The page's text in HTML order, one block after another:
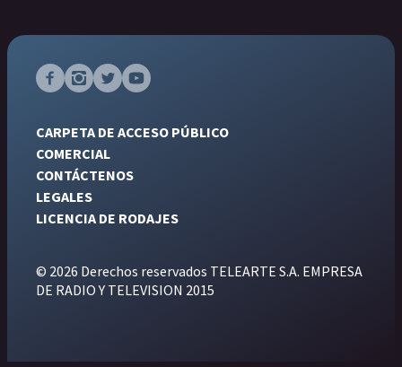
CARPETA DE ACCESO PÚBLICO
COMERCIAL
CONTÁCTENOS
LEGALES
LICENCIA DE RODAJES
© 2026 Derechos reservados TELEARTE S.A. EMPRESA
DE RADIO Y TELEVISION 2015